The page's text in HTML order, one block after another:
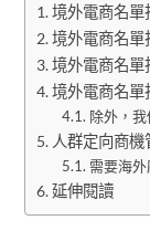
境外電商名單
境外電商名單
境外電商名單
境外電商名單
除外，
人群定向商
需要海外
延伸閱讀